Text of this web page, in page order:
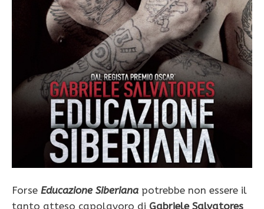
Forse Educazione Siberiana potrebbe non essere il
tanto atteso capolavoro di Gabriele Salvatores